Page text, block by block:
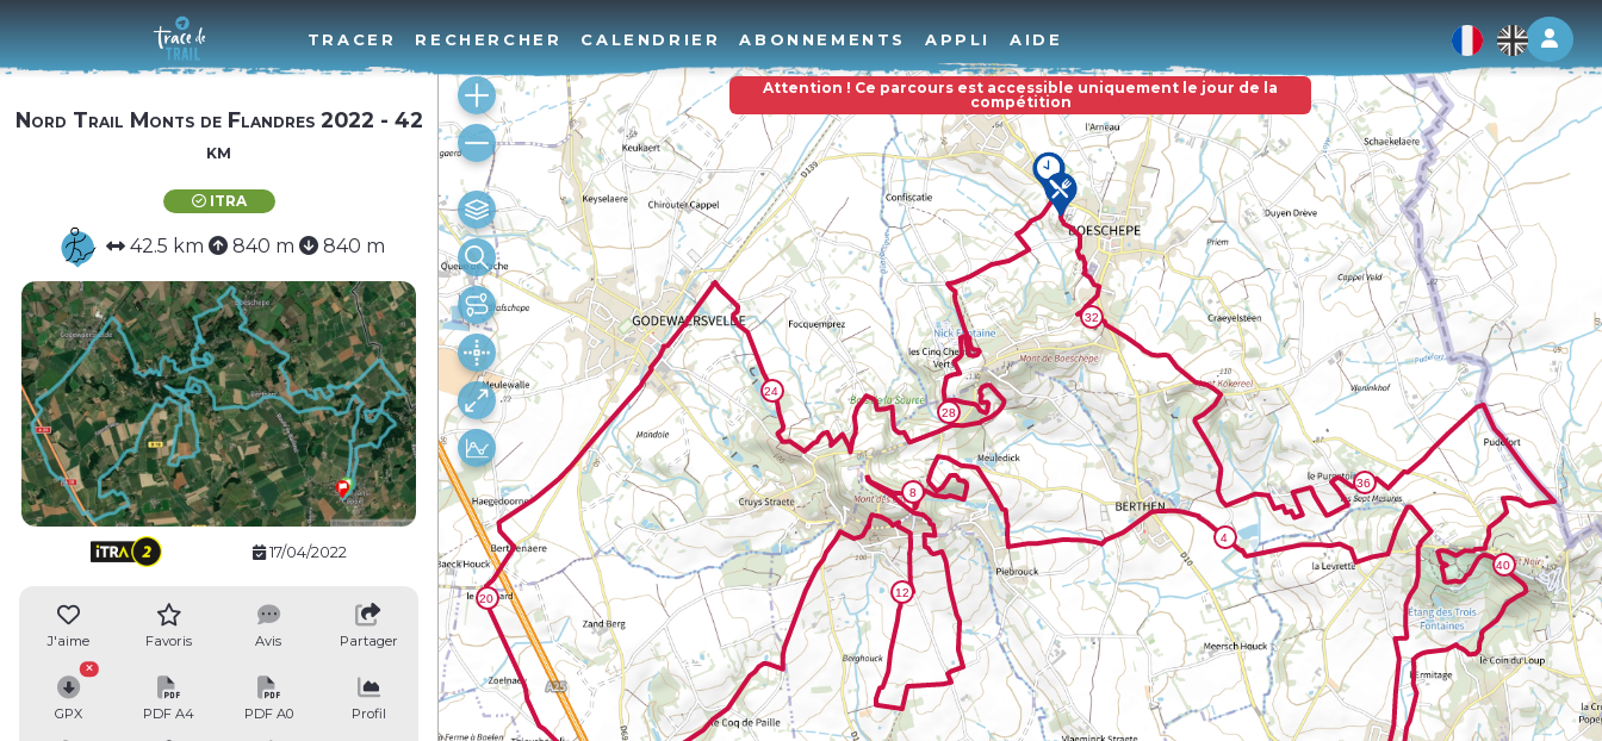
Log
TRACER RECHERCHER CALENDRIER ABONNEMENTS APPLI AIDE
Nord Trail Monts de Flandres 2022 - 42
km
ITRA
42.5 km 840 m 840 m
17/04/2022
J'aime Favoris Avis Partager
GPX PDF A4 PDF A0 Profil
Attention ! Ce parcours est accessible uniquement le jour de la
compétition